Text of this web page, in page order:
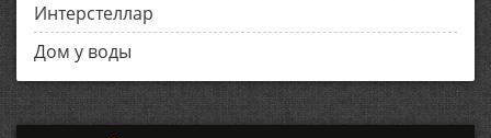
Интерстеллар
Дом у воды